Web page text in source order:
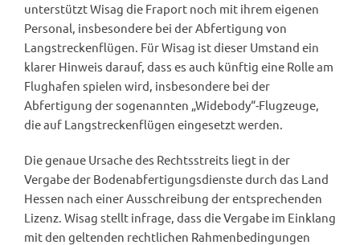
unterstützt Wisag die Fraport noch mit ihrem eigenen
Personal, insbesondere bei der Abfertigung von
Langstreckenflügen. Für Wisag ist dieser Umstand ein
klarer Hinweis darauf, dass es auch künftig eine Rolle am
Flughafen spielen wird, insbesondere bei der
Abfertigung der sogenannten „Widebody“-Flugzeuge,
die auf Langstreckenflügen eingesetzt werden.
Die genaue Ursache des Rechtsstreits liegt in der
Vergabe der Bodenabfertigungsdienste durch das Land
Hessen nach einer Ausschreibung der entsprechenden
Lizenz. Wisag stellt infrage, dass die Vergabe im Einklang
mit den geltenden rechtlichen Rahmenbedingungen